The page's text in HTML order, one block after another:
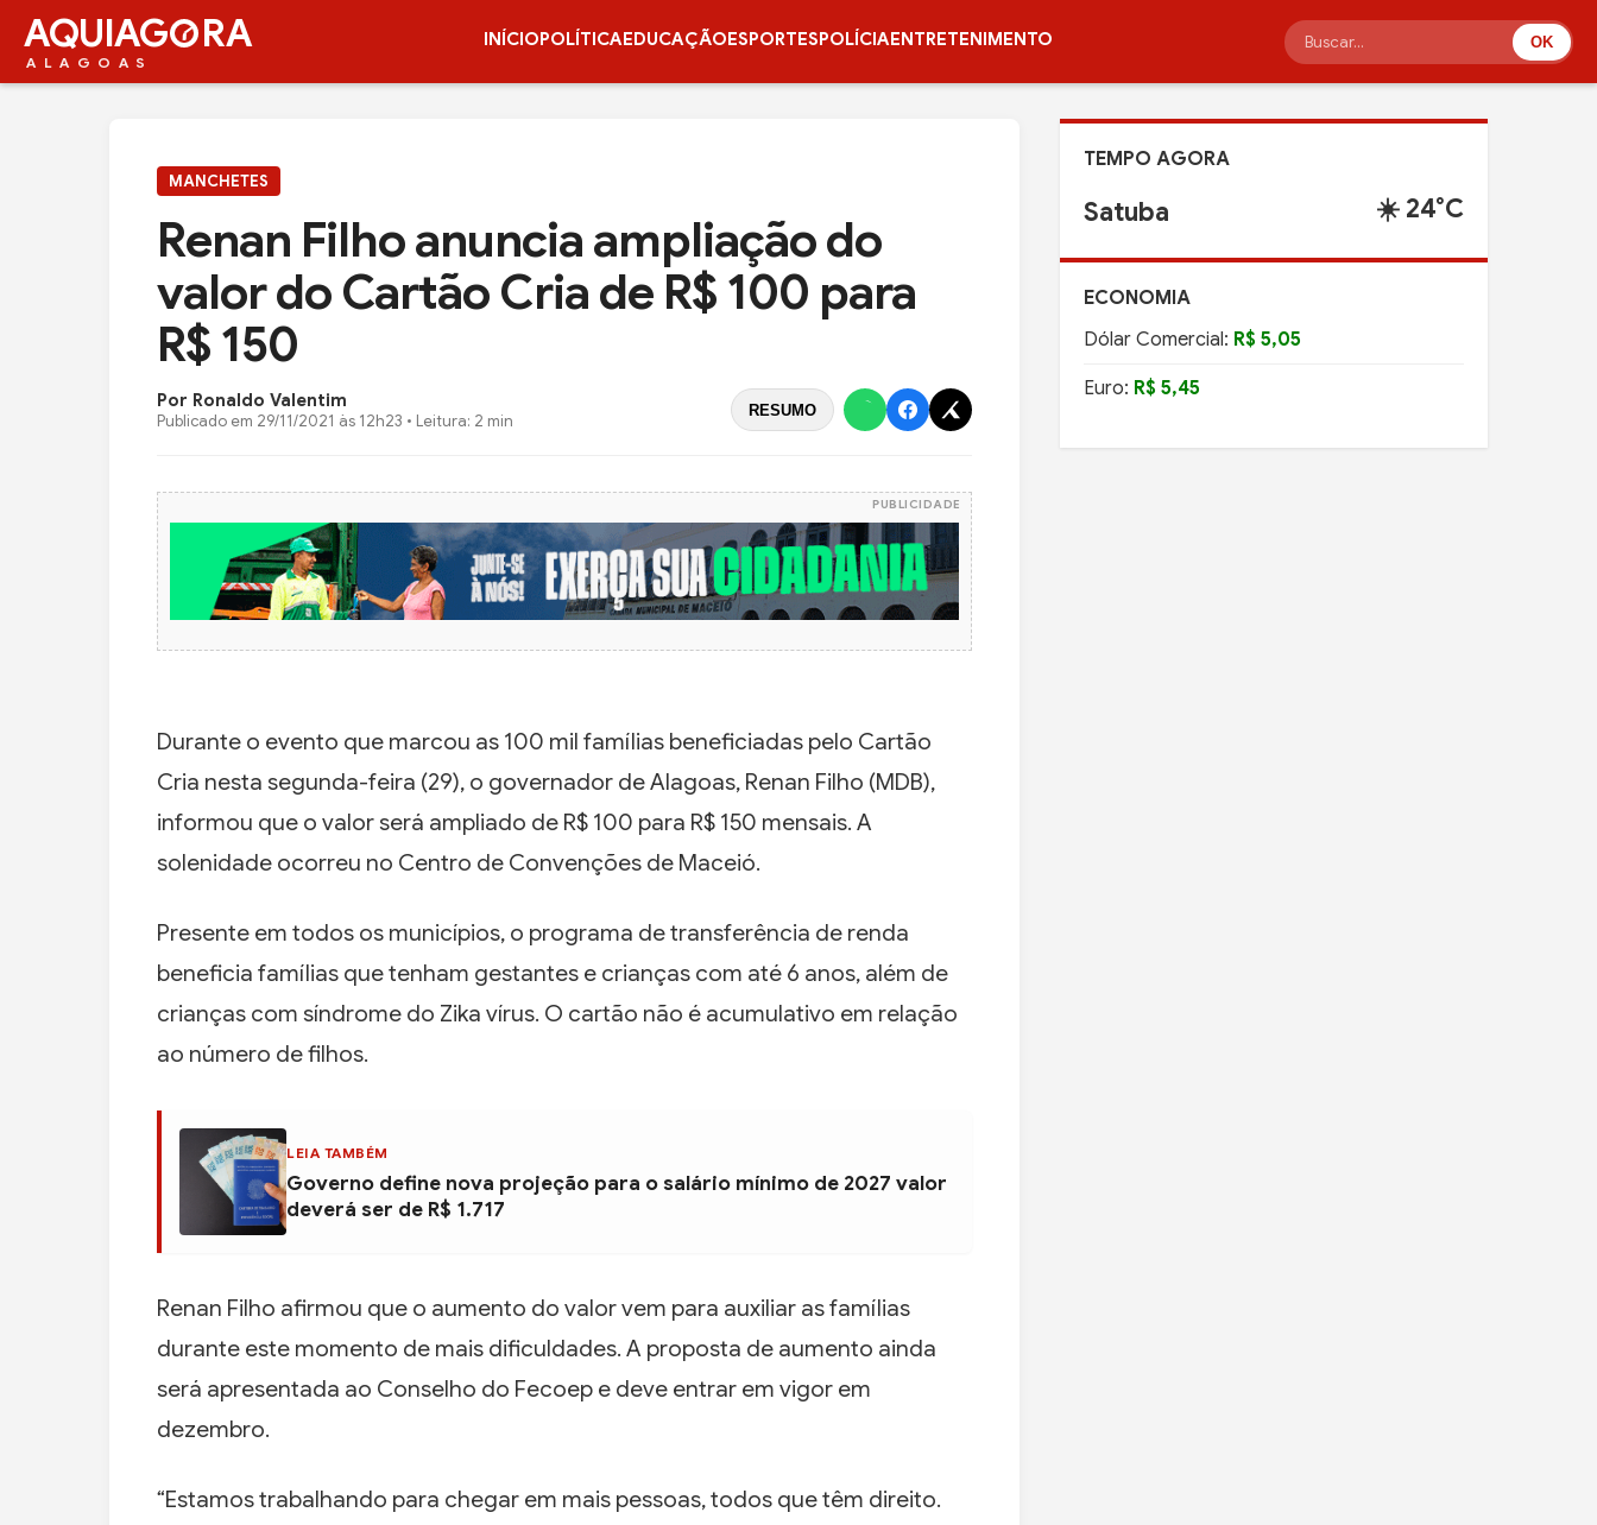
AQUIAG RA
ALAGOAS
INÍCIOPOLÍTICAEDUCAÇÃOESPORTESPOLÍCIAENTRETENIMENTO OK
MANCHETES
Renan Filho anuncia ampliação do
valor do Cartão Cria de R$ 100 para
R$ 150
Por Ronaldo Valentim
Publicado em 29/11/2021 às 12h23 • Leitura: 2 min
RESUMO
PUBLICIDADE
Durante o evento que marcou as 100 mil famílias beneficiadas pelo Cartão
Cria nesta segunda-feira (29), o governador de Alagoas, Renan Filho (MDB),
informou que o valor será ampliado de R$ 100 para R$ 150 mensais. A
solenidade ocorreu no Centro de Convenções de Maceió.
Presente em todos os municípios, o programa de transferência de renda
beneficia famílias que tenham gestantes e crianças com até 6 anos, além de
crianças com síndrome do Zika vírus. O cartão não é acumulativo em relação
ao número de filhos.
LEIA TAMBÉM
Governo define nova projeção para o salário mínimo de 2027 valor
deverá ser de R$ 1.717
Renan Filho afirmou que o aumento do valor vem para auxiliar as famílias
durante este momento de mais dificuldades. A proposta de aumento ainda
será apresentada ao Conselho do Fecoep e deve entrar em vigor em
dezembro.
“Estamos trabalhando para chegar em mais pessoas, todos que têm direito.
TEMPO AGORA
Satuba ☀️ 24°C
ECONOMIA
Dólar Comercial: R$ 5,05
Euro: R$ 5,45